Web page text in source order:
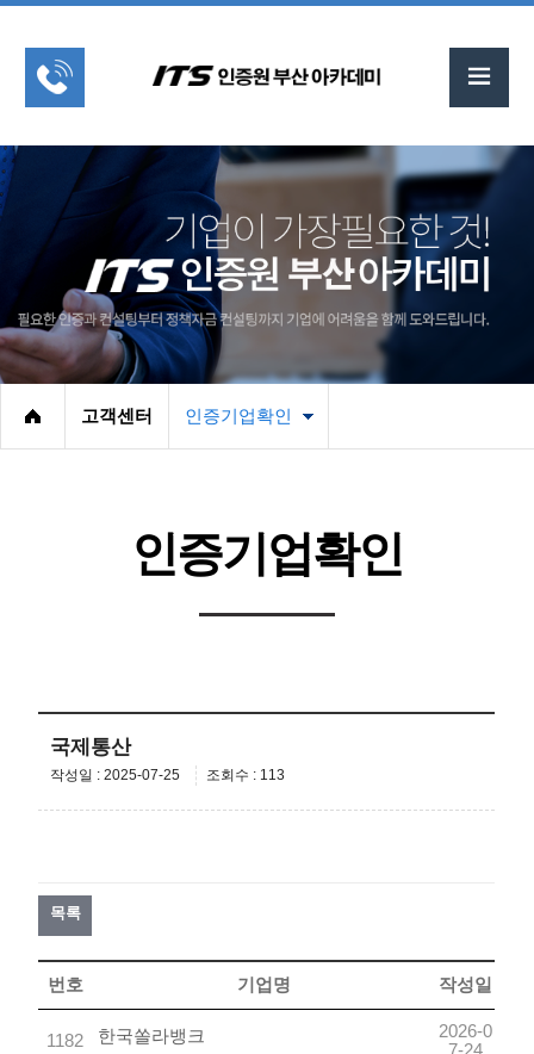
고객센터 인증기업확인
인증기업확인
국제통산
작성일 : 2025-07-25 조회수 : 113
목록
번호 기업명 작성일
1182 한국쏠라뱅크
2026-0